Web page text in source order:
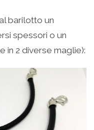
barilotto un
spessori o un
in 2 diverse maglie):